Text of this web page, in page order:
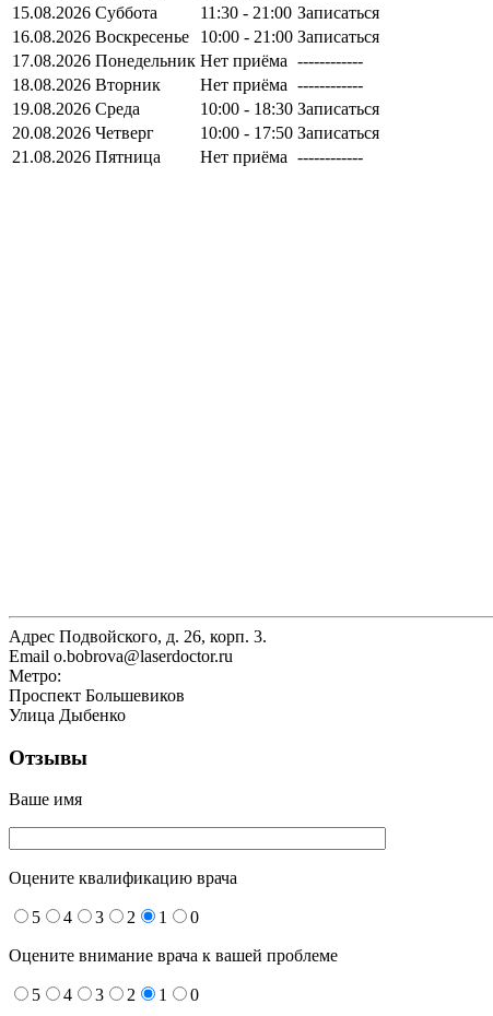
15.08.2026 Суббота 11:30 - 21:00 Записаться
16.08.2026 Воскресенье 10:00 - 21:00 Записаться
17.08.2026 Понедельник Нет приёма ------------
18.08.2026 Вторник Нет приёма ------------
19.08.2026 Среда 10:00 - 18:30 Записаться
20.08.2026 Четверг 10:00 - 17:50 Записаться
21.08.2026 Пятница Нет приёма ------------
Адрес Подвойского, д. 26, корп. 3.
Email o.bobrova@laserdoctor.ru
Метро:
Проспект Большевиков
Улица Дыбенко
Отзывы
Ваше имя
Оцените квалификацию врача
5 4 3 2 1 0
Оцените внимание врача к вашей проблеме
5 4 3 2 1 0